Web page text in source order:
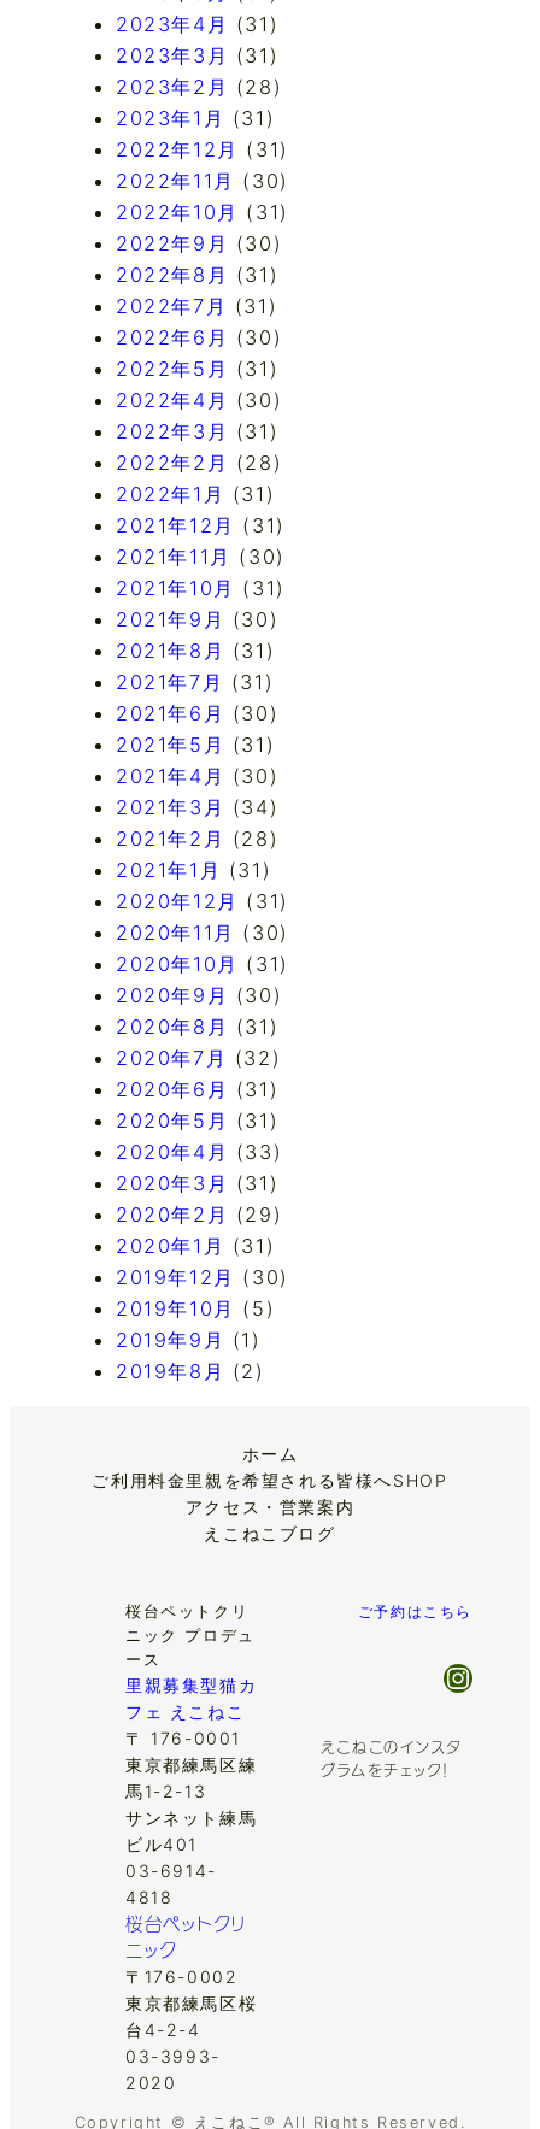
2023年4月 (31)
2023年3月 (31)
2023年2月 (28)
2023年1月 (31)
2022年12月 (31)
2022年11月 (30)
2022年10月 (31)
2022年9月 (30)
2022年8月 (31)
2022年7月 (31)
2022年6月 (30)
2022年5月 (31)
2022年4月 (30)
2022年3月 (31)
2022年2月 (28)
2022年1月 (31)
2021年12月 (31)
2021年11月 (30)
2021年10月 (31)
2021年9月 (30)
2021年8月 (31)
2021年7月 (31)
2021年6月 (30)
2021年5月 (31)
2021年4月 (30)
2021年3月 (34)
2021年2月 (28)
2021年1月 (31)
2020年12月 (31)
2020年11月 (30)
2020年10月 (31)
2020年9月 (30)
2020年8月 (31)
2020年7月 (32)
2020年6月 (31)
2020年5月 (31)
2020年4月 (33)
2020年3月 (31)
2020年2月 (29)
2020年1月 (31)
2019年12月 (30)
2019年10月 (5)
2019年9月 (1)
2019年8月 (2)
ホーム
ご利用料金里親を希望される皆様へSHOP
アクセス・営業案内
えこねこブログ
桜台ペットクリ
ニック プロデュ
ース
里親募集型猫カ
フェ えこねこ
〒 176-0001
東京都練馬区練
馬1-2-13
サンネット練馬
ビル401
03-6914-
4818
桜台ペットクリ
ニック
〒176-0002
東京都練馬区桜
台4-2-4
03-3993-
2020
ご予約はこちら
えこねこのインスタ
グラムをチェック！
Copyright © えこねこ® All Rights Reserved.